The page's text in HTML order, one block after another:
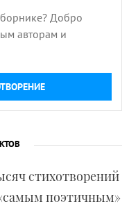
Добро
авторам и
стихотворений
поэтичным»